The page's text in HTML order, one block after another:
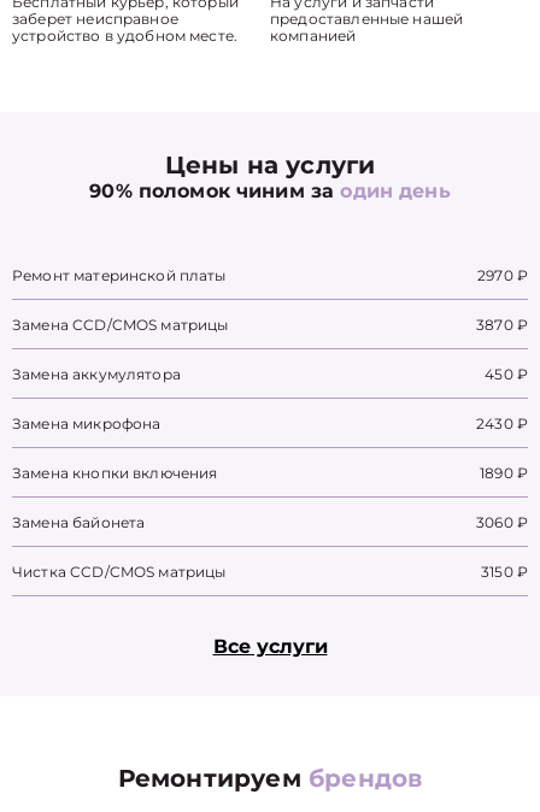
заберет неисправное
устройство в удобном месте.
предоставленные нашей
компанией
Цены на услуги
90% поломок чиним заодин день
Ремонт материнской платы 2970 ₽
Замена CCD/CMOS матрицы 3870 ₽
Замена аккумулятора 450 ₽
Замена микрофона 2430 ₽
Замена кнопки включения 1890 ₽
Замена байонета 3060 ₽
Чистка CCD/CMOS матрицы 3150 ₽
Все услуги
Ремонтируем брендов